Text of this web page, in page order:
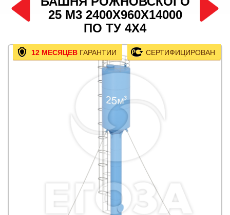
25 М3 2400Х960Х14000
ПО ТУ 4Х4
12 МЕСЯЦЕВ ГАРАНТИИ СЕРТИФИЦИРОВАН